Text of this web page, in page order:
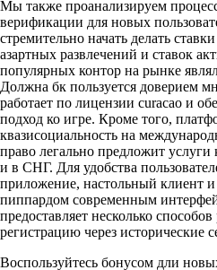
Мы также проанализируем
верификации для новых
стремительно начать делать
азартных развлечений и ставок
популярных контор на рынке
Должна бк пользуется доверием
работает по лицензии curacao и
подход ко игре. Кроме того,
квазисоциальность на
право легально предложит
и в СНГ. Для удобства
приложение, настольный клиент
пиппардом современным
предоставляет несколько
регистрацию через исторические
Воспользуйтесь бонусом дли